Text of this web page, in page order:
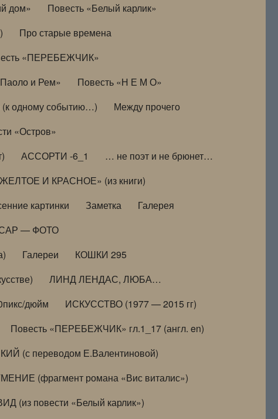
дом»
Повесть «Белый карлик»
Про старые времена
«ПЕРЕБЕЖЧИК»
и Рем»
Повесть «Н Е М О»
(к одному событию…)
Между прочего
«Остров»
АССОРТИ -6_1
… не поэт и не брюнет…
И КРАСНОЕ» (из книги)
картинки Заметка
Галерея
— ФОТО
Галереи
КОШКИ 295
ЛИНД ЛЕНДАС, ЛЮБА…
дюйм
ИСКУССТВО (1977 — 2015 гг)
Повесть «ПЕРЕБЕЖЧИК» гл.1_17 (англ. en)
(с переводом Е.Валентиновой)
(фрагмент романа «Вис виталис»)
(из повести «Белый карлик»)